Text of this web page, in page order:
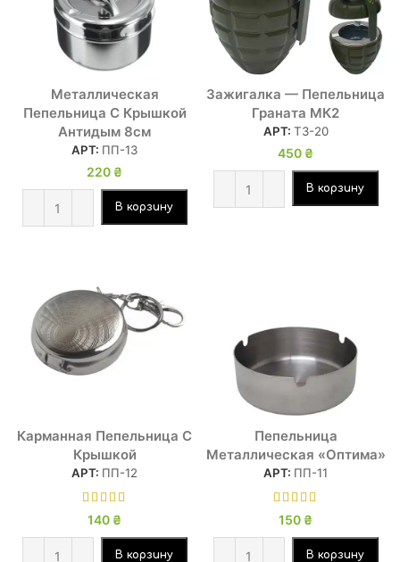
Металлическая
Пепельница С Крышкой
Антидым 8см
АРТ: ПП-13
220 ₴
В корзину
Зажигалка — Пепельница
Граната МК2
АРТ: ТЗ-20
450 ₴
В корзину
Карманная Пепельница С
Крышкой
АРТ: ПП-12
140 ₴
В корзину
Пепельница
Металлическая «Оптима»
АРТ: ПП-11
150 ₴
В корзину